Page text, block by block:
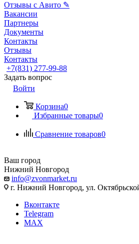
Отзывы с Авито ✎
Вакансии
Партнеры
Документы
Контакты
Отзывы
Контакты
+7(831) 277-99-88
Задать вопрос
Войти
Корзина0
Избранные товары0
Сравнение товаров0
Ваш город
Нижний Новгород
info@zvonmarket.ru
г. Нижний Новгород, ул.
Вконтакте
Telegram
MAX